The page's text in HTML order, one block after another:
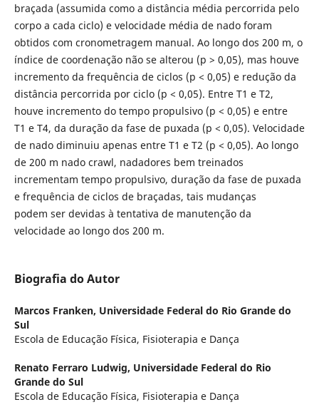
braçada (assumida como a distância média percorrida pelo
corpo a cada ciclo) e velocidade média de nado foram
obtidos com cronometragem manual. Ao longo dos 200 m, o
índice de coordenação não se alterou (p > 0,05), mas houve
incremento da frequência de ciclos (p < 0,05) e redução da
distância percorrida por ciclo (p < 0,05). Entre T1 e T2,
houve incremento do tempo propulsivo (p < 0,05) e entre
T1 e T4, da duração da fase de puxada (p < 0,05). Velocidade
de nado diminuiu apenas entre T1 e T2 (p < 0,05). Ao longo
de 200 m nado crawl, nadadores bem treinados
incrementam tempo propulsivo, duração da fase de puxada
e frequência de ciclos de braçadas, tais mudanças
podem ser devidas à tentativa de manutenção da
velocidade ao longo dos 200 m.
Biografia do Autor
Marcos Franken, Universidade Federal do Rio Grande do
Sul
Escola de Educação Física, Fisioterapia e Dança
Renato Ferraro Ludwig, Universidade Federal do Rio
Grande do Sul
Escola de Educação Física, Fisioterapia e Dança